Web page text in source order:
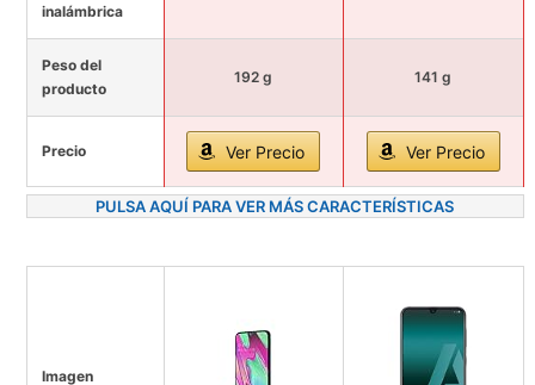
inalámbrica
Peso del
producto
192 g 141 g
Precio Ver Precio Ver Precio
PULSA AQUÍ PARA VER MÁS CARACTERÍSTICAS
Imagen